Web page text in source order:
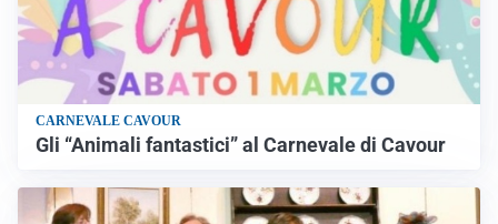
CARNEVALE CAVOUR
Gli “Animali fantastici” al Carnevale di Cavour